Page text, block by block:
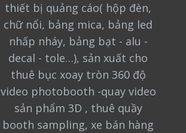
thiết bị quảng cáo( hộp đèn,
chữ nổi, bảng mica, bảng led
nhấp nháy, bảng bạt - alu -
decal - tole…), sản xuất cho
thuê bục xoay tròn 360 độ
video photobooth -quay video
sản phẩm 3D , thuê quầy
booth sampling, xe bán hàng